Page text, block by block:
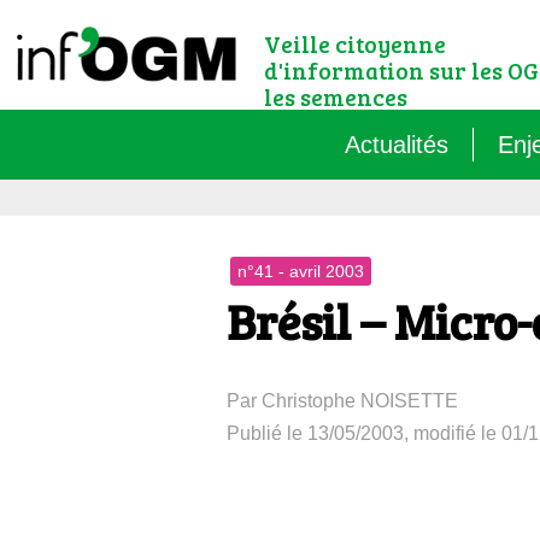
Veille citoyenne
d'information sur les
les semences
Actualités
Le
n°41 - avril 2003
Brésil –
Par Christophe NOISETTE
Publié le 13/05/2003, modifié le 01/